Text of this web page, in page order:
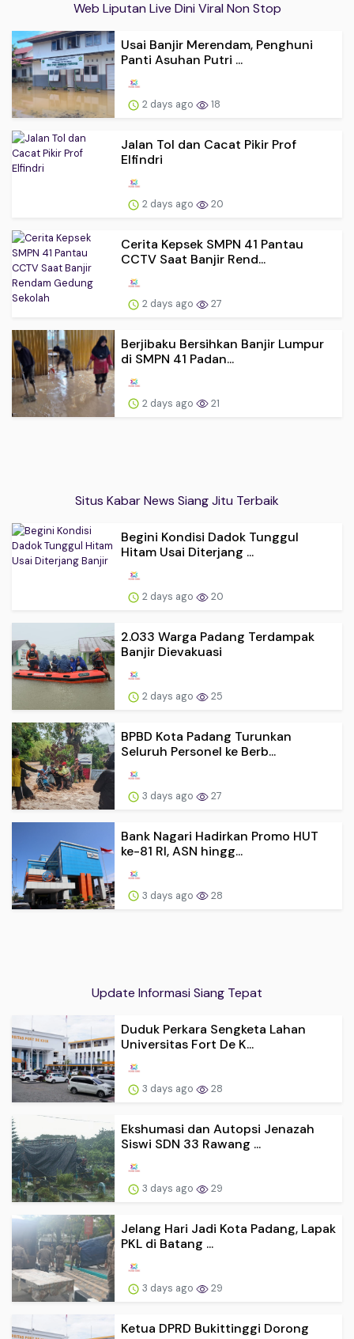
Web Liputan Live Dini Viral Non Stop
Usai Banjir Merendam, Penghuni
Panti Asuhan Putri ...
2 days ago 18
Jalan Tol dan Cacat Pikir Prof
Elfindri
2 days ago 20
Cerita Kepsek SMPN 41 Pantau
CCTV Saat Banjir Rend...
2 days ago 27
Berjibaku Bersihkan Banjir Lumpur
di SMPN 41 Padan...
2 days ago 21
Situs Kabar News Siang Jitu Terbaik
Begini Kondisi Dadok Tunggul
Hitam Usai Diterjang ...
2 days ago 20
2.033 Warga Padang Terdampak
Banjir Dievakuasi
2 days ago 25
BPBD Kota Padang Turunkan
Seluruh Personel ke Berb...
3 days ago 27
Bank Nagari Hadirkan Promo HUT
ke-81 RI, ASN hingg...
3 days ago 28
Update Informasi Siang Tepat
Duduk Perkara Sengketa Lahan
Universitas Fort De K...
3 days ago 28
Ekshumasi dan Autopsi Jenazah
Siswi SDN 33 Rawang ...
3 days ago 29
Jelang Hari Jadi Kota Padang, Lapak
PKL di Batang ...
3 days ago 29
Ketua DPRD Bukittinggi Dorong